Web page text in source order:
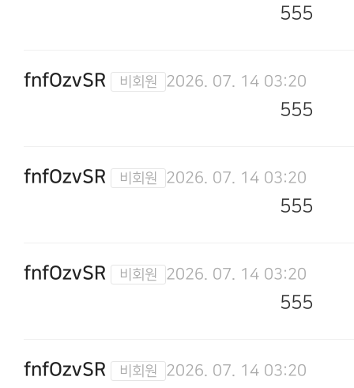
555
fnfOzvSR 2026. 07. 14 03:20
555
fnfOzvSR 2026. 07. 14 03:20
555
fnfOzvSR 2026. 07. 14 03:20
555
fnfOzvSR 2026. 07. 14 03:20